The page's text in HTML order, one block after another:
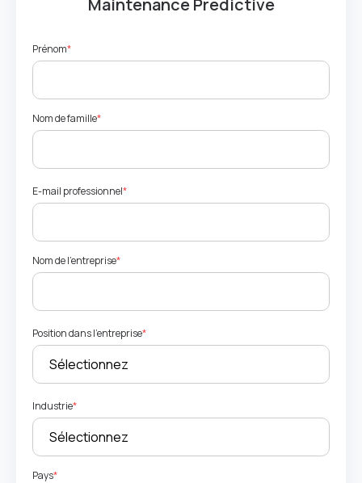
Maintenance Prédictive
Prénom*
Nom de famille*
E-mail professionnel*
Nom de l'entreprise*
Position dans l'entreprise*
Industrie*
Pays*